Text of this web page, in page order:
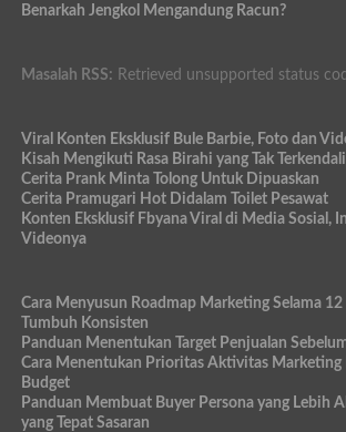
Benarkah Jengkol Mengandung Racun?
Masalah RSS: Retrieved unsupported status
Viral Konten Eksklusif Bule Barbie, Foto dan
Kisah Mengikuti Rasa Birahi yang Tak Terkendali
Cerita Prank Minta Tolong Untuk Dipuaskan
Cerita Pramugari Hot Didalam Toilet Pesawat
Konten Eksklusif Fbyana Viral di Media Sosial,
Videonya
Cara Menyusun Roadmap Marketing Selama 12
Tumbuh Konsisten
Panduan Menentukan Target Penjualan
Cara Menentukan Prioritas Aktivitas Marketing
Budget
Panduan Membuat Buyer Persona yang Lebih
yang Tepat Sasaran